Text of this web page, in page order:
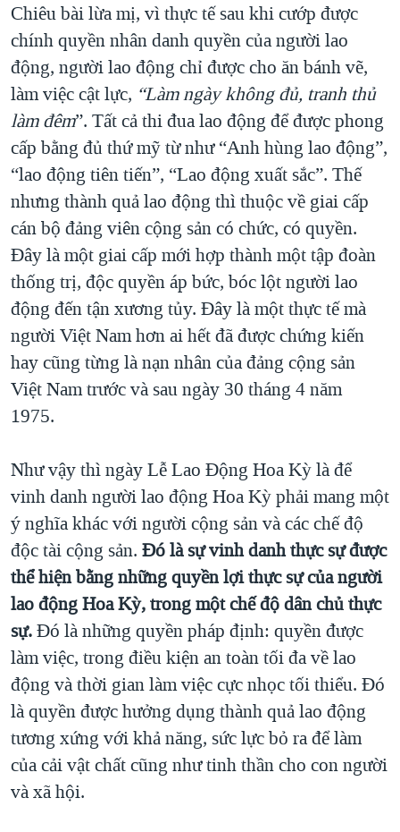
Chiêu bài lừa mị, vì thực tế sau khi cướp được
chính quyền nhân danh quyền của người lao
động, người lao động chỉ được cho ăn bánh vẽ,
làm việc cật lực, “Làm ngày không đủ, tranh thủ
làm đêm”. Tất cả thi đua lao động để được phong
cấp bằng đủ thứ mỹ từ như “Anh hùng lao động”,
“lao động tiên tiến”, “Lao động xuất sắc”. Thế
nhưng thành quả lao động thì thuộc về giai cấp
cán bộ đảng viên cộng sản có chức, có quyền.
Đây là một giai cấp mới hợp thành một tập đoàn
thống trị, độc quyền áp bức, bóc lột người lao
động đến tận xương tủy. Ðây là một thực tế mà
người Việt Nam hơn ai hết đã được chứng kiến
hay cũng từng là nạn nhân của đảng cộng sản
Việt Nam trước và sau ngày 30 tháng 4 năm
1975.
Như vậy thì ngày Lễ Lao Ðộng Hoa Kỳ là để
vinh danh người lao động Hoa Kỳ phải mang một
ý nghĩa khác với người cộng sản và các chế độ
độc tài cộng sản. Ðó là sự vinh danh thực sự được
thể hiện bằng những quyền lợi thực sự của người
lao động Hoa Kỳ, trong một chế độ dân chủ thực
sự.Ðó là những quyền pháp định: quyền được
làm việc, trong điều kiện an toàn tối đa về lao
động và thời gian làm việc cực nhọc tối thiểu. Ðó
là quyền được hưởng dụng thành quả lao động
tương xứng với khả năng, sức lực bỏ ra để làm
của cải vật chất cũng như tinh thần cho con người
và xã hội.